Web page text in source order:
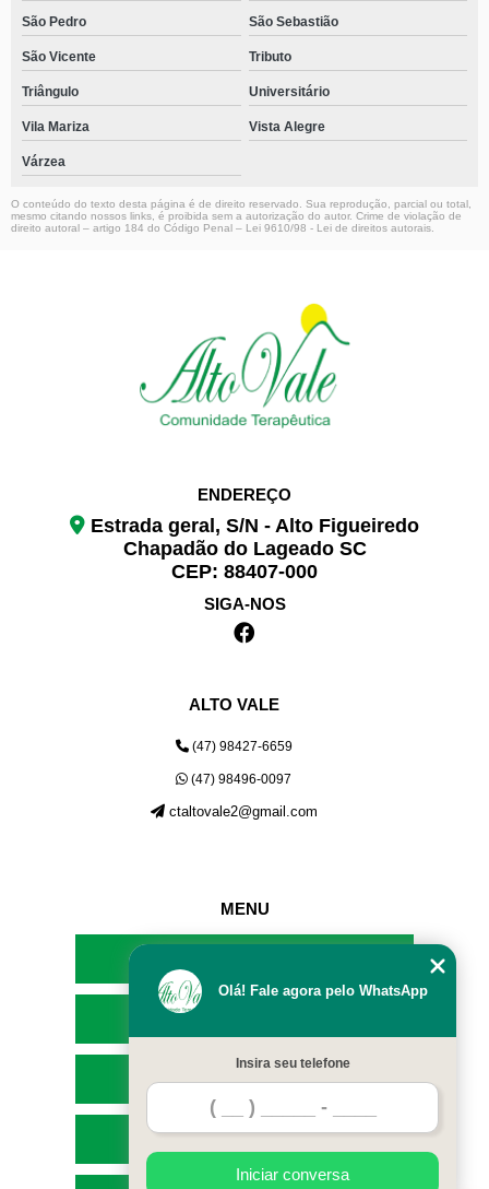
São Pedro São Sebastião
São Vicente Tributo
Triângulo Universitário
Vila Mariza Vista Alegre
Várzea
O conteúdo do texto desta página é de direito reservado. Sua reprodução, parcial ou total,
mesmo citando nossos links, é proibida sem a autorização do autor. Crime de violação de
direito autoral – artigo 184 do Código Penal – Lei 9610/98 - Lei de direitos autorais
ENDEREÇO
Estrada geral, S/N - Alto Figueiredo
Chapadão do Lageado SC
CEP: 88407-000
SIGA-NOS
ALTO VALE
(47) 98427-6659
(47) 98496-0097
ctaltovale2@gmail.com
MENU
SERVIÇOS
Olá! Fale agora pelo WhatsApp
Insira seu telefone
Iniciar conversa